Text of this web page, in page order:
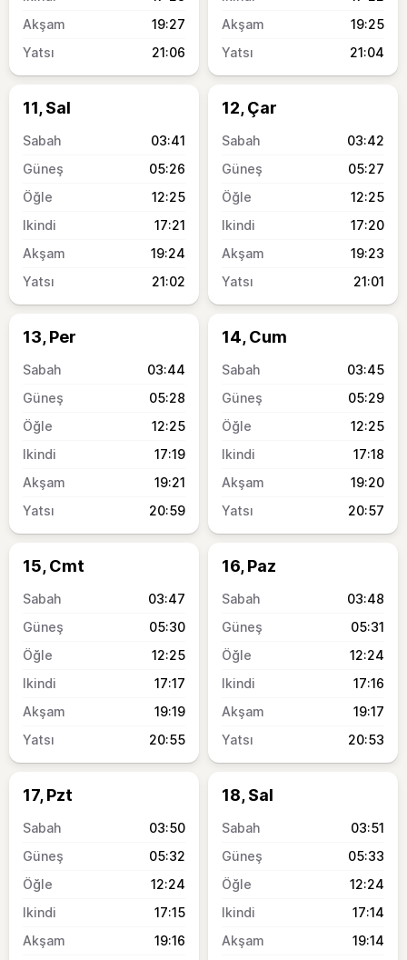
19:27
21:06
19:25
21:04
11, Sal
03:41
05:26
12:25
17:21
19:24
21:02
12, Çar
03:42
05:27
12:25
17:20
19:23
21:01
13, Per
03:44
05:28
12:25
17:19
19:21
20:59
14, Cum
03:45
05:29
12:25
17:18
19:20
20:57
15, Cmt
03:47
05:30
12:25
17:17
19:19
20:55
16, Paz
03:48
05:31
12:24
17:16
19:17
20:53
17, Pzt
03:50
05:32
12:24
17:15
19:16
18, Sal
03:51
05:33
12:24
17:14
19:14